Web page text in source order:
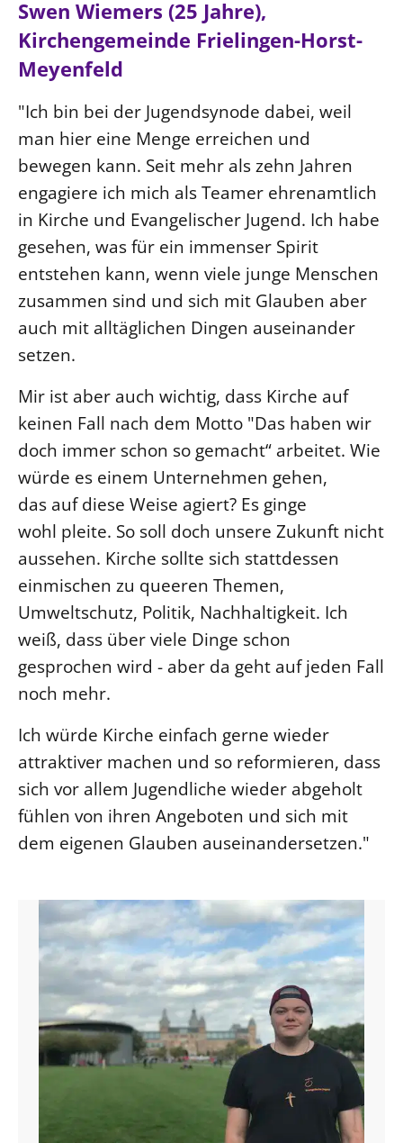
Swen Wiemers (25 Jahre),
Kirchengemeinde Frielingen-Horst-
Meyenfeld
"Ich bin bei der Jugendsynode dabei, weil
man hier eine Menge erreichen und
bewegen kann. Seit mehr als zehn Jahren
engagiere ich mich als Teamer ehrenamtlich
in Kirche und Evangelischer Jugend. Ich habe
gesehen, was für ein immenser Spirit
entstehen kann, wenn viele junge Menschen
zusammen sind und sich mit Glauben aber
auch mit alltäglichen Dingen auseinander
setzen.
Mir ist aber auch wichtig, dass Kirche auf
keinen Fall nach dem Motto "Das haben wir
doch immer schon so gemacht“ arbeitet. Wie
würde es einem Unternehmen gehen,
das auf diese Weise agiert? Es ginge
wohl pleite. So soll doch unsere Zukunft nicht
aussehen. Kirche sollte sich stattdessen
einmischen zu queeren Themen,
Umweltschutz, Politik, Nachhaltigkeit. Ich
weiß, dass über viele Dinge schon
gesprochen wird - aber da geht auf jeden Fall
noch mehr.
Ich würde Kirche einfach gerne wieder
attraktiver machen und so reformieren, dass
sich vor allem Jugendliche wieder abgeholt
fühlen von ihren Angeboten und sich mit
dem eigenen Glauben auseinandersetzen."